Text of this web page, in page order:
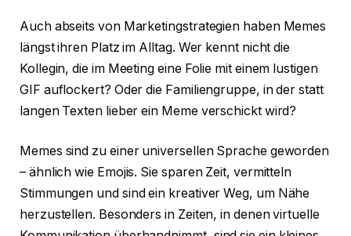
Auch abseits von Marketingstrategien haben Memes
längst ihren Platz im Alltag. Wer kennt nicht die
Kollegin, die im Meeting eine Folie mit einem lustigen
GIF auflockert? Oder die Familiengruppe, in der statt
langen Texten lieber ein Meme verschickt wird?
Memes sind zu einer universellen Sprache geworden
– ähnlich wie Emojis. Sie sparen Zeit, vermitteln
Stimmungen und sind ein kreativer Weg, um Nähe
herzustellen. Besonders in Zeiten, in denen virtuelle